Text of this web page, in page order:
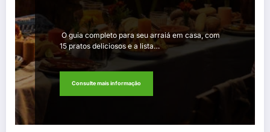
O guia completo para seu arraiá em casa, com
15 pratos deliciosos e a lista…
Consulte mais informação